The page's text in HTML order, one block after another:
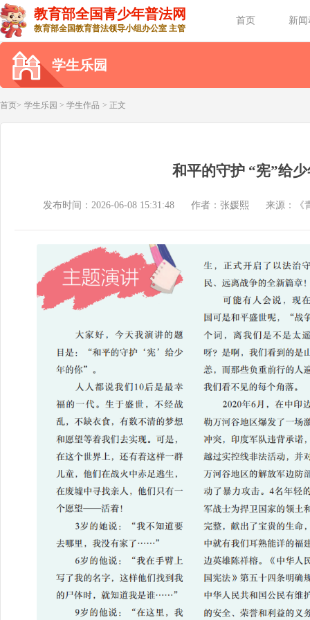
教育部全国青少年普法网
教育部全国教育普法领导小组办公室 主管
首页 新
学生乐园
首页> 学生乐园 > 学生作品 > 正文
和平的守护 “宪”给
发布时间：2026-06-08 15:31:48 作者：张媛熙 来源：《